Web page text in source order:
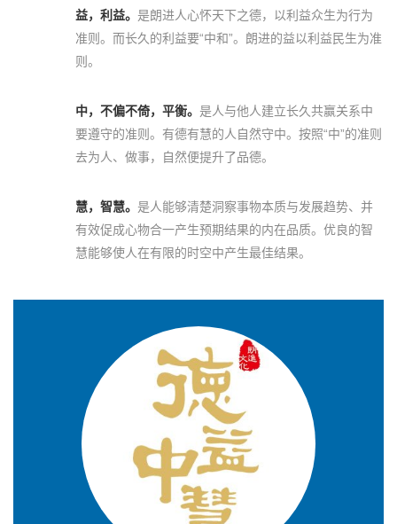
益，利益。 是朗进人心怀天下之德，以利益众生为行为
准则。而长久的利益要“中和”。朗进的益以利益民生为准
则。
中，不偏不倚，平衡。 是人与他人建立长久共赢关系中
要遵守的准则。有德有慧的人自然守中。按照“中”的准则
去为人、做事，自然便提升了品德。
慧，智慧。 是人能够清楚洞察事物本质与发展趋势、并
有效促成心物合一产生预期结果的内在品质。优良的智
慧能够使人在有限的时空中产生最佳结果。